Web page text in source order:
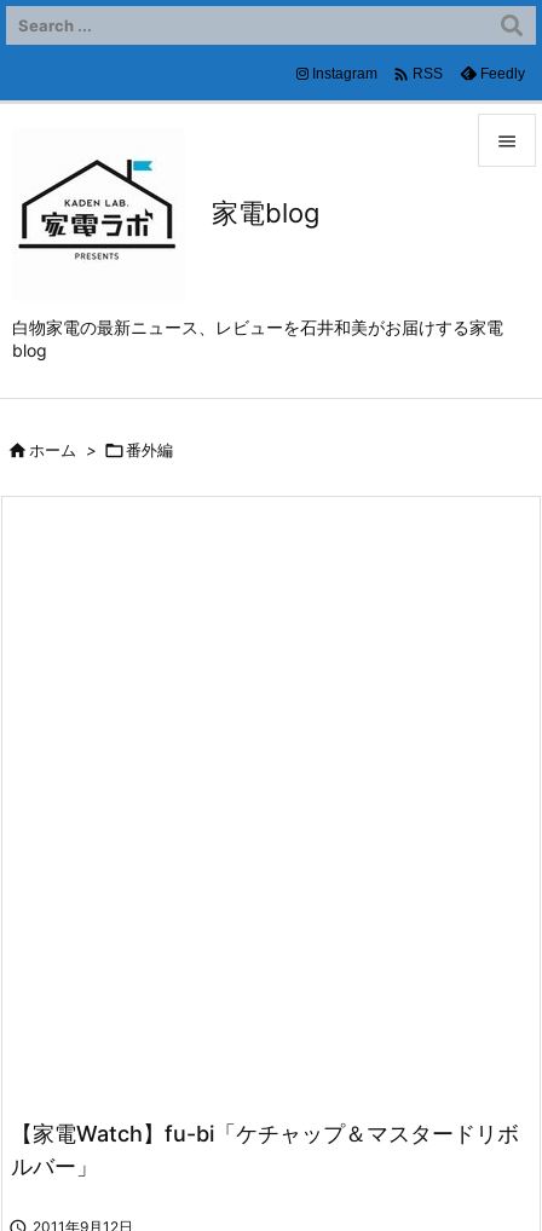
家電blog
白物家電の最新ニュース、レビューを石井和美がお届けする家電
blog


前へ
次へ
Instagram  RSS Feedly
ホーム > 番外編
【家電Watch】fu-bi「ケチャップ＆マスタードリボ
ルバー」
 2011年9月12日